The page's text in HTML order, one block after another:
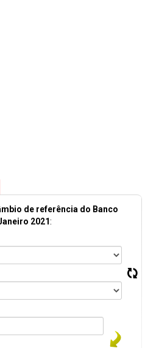
de referência do Banco
2021: